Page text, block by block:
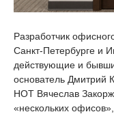
Разработчик
Санкт-Петербурге и
действующие и
основатель Дмитрий
НОТ Вячеслав
«нескольких